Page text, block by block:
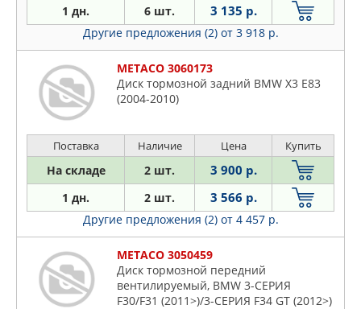
1 дн. 6 шт. 3 135 р.
Другие предложения (2) от 3 918 р.
METACO 3060173
Диск тормозной задний BMW X3 E83
(2004-2010)
Поставка Наличие Цена Купить
На складе 2 шт. 3 900 р.
1 дн. 2 шт. 3 566 р.
Другие предложения (2) от 4 457 р.
METACO 3050459
Диск тормозной передний
вентилируемый, BMW 3-СЕРИЯ
F30/F31 (2011>)/3-СЕРИЯ F34 GT (2012>)